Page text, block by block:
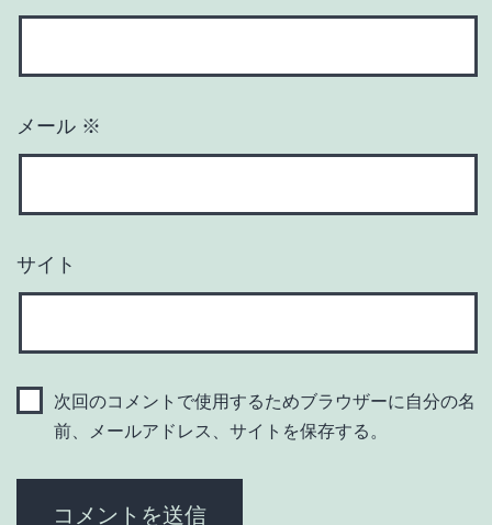
メール ※
サイト
次回のコメントで使用するためブラウザーに自分の名
前、メールアドレス、サイトを保存する。